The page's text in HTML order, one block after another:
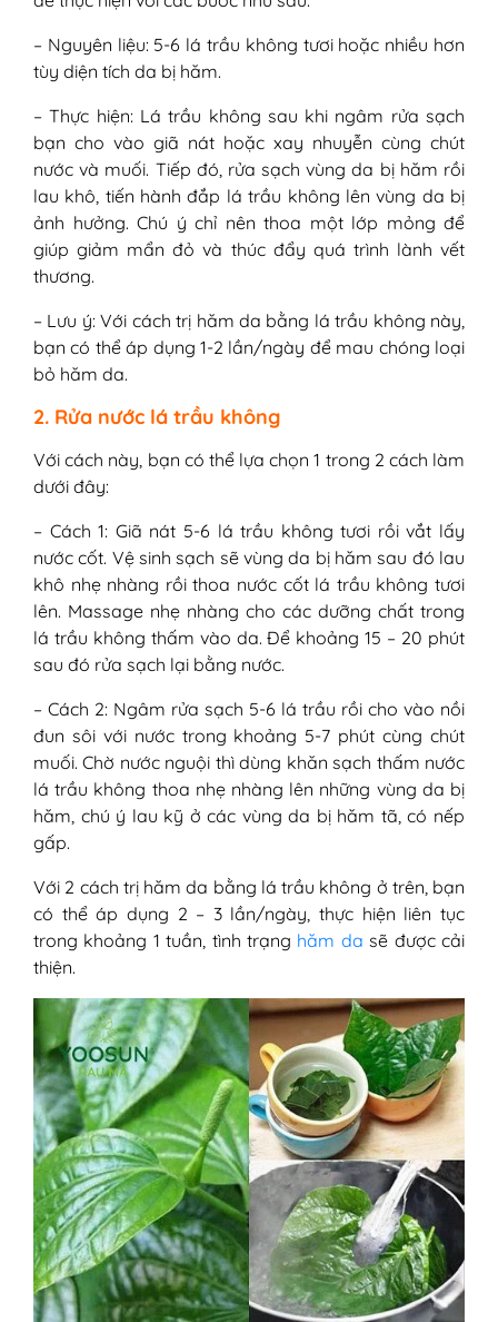
– Nguyên liệu: 5-6 lá trầu không tươi hoặc nhiều hơn
tùy diện tích da bị hăm.
– Thực hiện: Lá trầu không sau khi ngâm rửa sạch
bạn cho vào giã nát hoặc xay nhuyễn cùng chút
nước và muối. Tiếp đó, rửa sạch vùng da bị hăm rồi
lau khô, tiến hành đắp lá trầu không lên vùng da bị
ảnh hưởng. Chú ý chỉ nên thoa một lớp mỏng để
giúp giảm mẩn đỏ và thúc đẩy quá trình lành vết
thương.
– Lưu ý: Với cách trị hăm da bằng lá trầu không này,
bạn có thể áp dụng 1-2 lần/ngày để mau chóng loại
bỏ hăm da.
2. Rửa nước lá trầu không
Với cách này, bạn có thể lựa chọn 1 trong 2 cách làm
dưới đây:
– Cách 1: Giã nát 5-6 lá trầu không tươi rồi vắt lấy
nước cốt. Vệ sinh sạch sẽ vùng da bị hăm sau đó lau
khô nhẹ nhàng rồi thoa nước cốt lá trầu không tươi
lên. Massage nhẹ nhàng cho các dưỡng chất trong
lá trầu không thấm vào da. Để khoảng 15 – 20 phút
sau đó rửa sạch lại bằng nước.
– Cách 2: Ngâm rửa sạch 5-6 lá trầu rồi cho vào nồi
đun sôi với nước trong khoảng 5-7 phút cùng chút
muối. Chờ nước nguội thì dùng khăn sạch thấm nước
lá trầu không thoa nhẹ nhàng lên những vùng da bị
hăm, chú ý lau kỹ ở các vùng da bị hăm tã, có nếp
gấp.
Với 2 cách trị hăm da bằng lá trầu không ở trên, bạn
có thể áp dụng 2 – 3 lần/ngày, thực hiện liên tục
trong khoảng 1 tuần, tình trạng hăm da sẽ được cải
thiện.